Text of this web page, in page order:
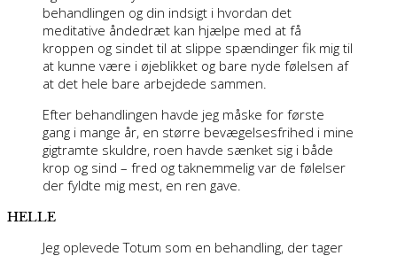
behandlingen og din indsigt i hvordan det
meditative åndedræt kan hjælpe med at få
kroppen og sindet til at slippe spændinger fik mig til
at kunne være i øjeblikket og bare nyde følelsen af
at det hele bare arbejdede sammen.
Efter behandlingen havde jeg måske for første
gang i mange år, en større bevægelsesfrihed i mine
gigtramte skuldre, roen havde sænket sig i både
krop og sind – fred og taknemmelig var de følelser
der fyldte mig mest, en ren gave.
HELLE
Jeg oplevede Totum som en behandling, der tager